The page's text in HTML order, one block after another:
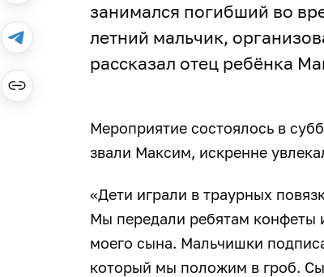
занимался погибший во
летний мальчик,
рассказал отец ребёнка
Мероприятие состоялось в
звали Максим, искренне
«Дети играли в траурных
Мы передали ребятам конфеты
моего сына. Мальчишки
который мы положим в гроб.